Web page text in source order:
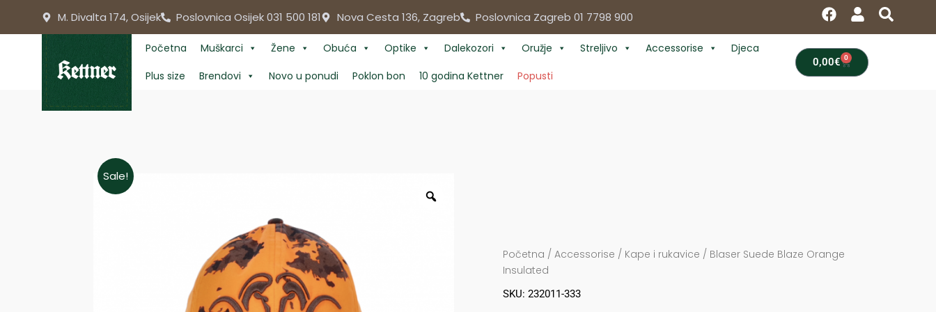
M. Divalta 174, Osijek Poslovnica Osijek 031 500 181 Nova Cesta 136, Zagreb Poslovnica Zagreb 01 7798 900 F
a
c
e
b
U
s
e
r
S
e
Početna Muškarci Žene Obuća Optike Dalekozori Oružje Streljivo Accessorise
Djeca
Plus size
Brendovi Novo u ponudi Poklon bon 10 godina Kettner Popusti
0,00€ 0
Cart
Sale!
Početna / Accessorise / Kape i rukavice / Blaser Suede Blaze Orange
Insulated
SKU: 232011-333